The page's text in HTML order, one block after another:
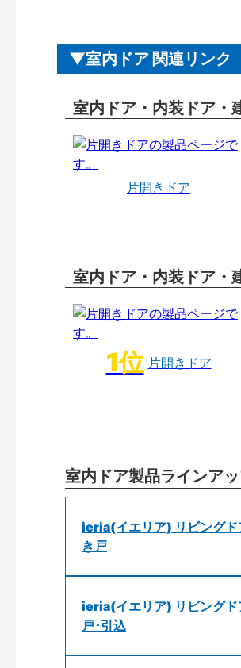
室内ドア 関連リンク
室内ドア・内装ドア・
片開きドア
室内ドア・内装ドア・
片開きドア
室内ドア製品ラインア
ieria(イエリア) リビングド
き戸
ieria(イエリア) リビングド
戸･引込